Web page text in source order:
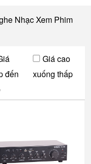
Nhạc Xem Phim
đến
Giá cao
xuống thấp